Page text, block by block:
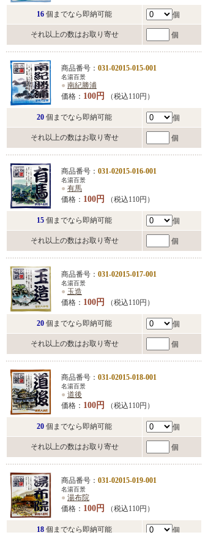
16 個までなら即納可能 個
それ以上の数はお取り寄せ 個
商品番号： 031-02015-015-001
名湯百景
● 南紀勝浦
価格： 100円 （税込110円）
20 個までなら即納可能 個
それ以上の数はお取り寄せ 個
商品番号： 031-02015-016-001
名湯百景
● 有馬
価格： 100円 （税込110円）
15 個までなら即納可能 個
それ以上の数はお取り寄せ 個
商品番号： 031-02015-017-001
名湯百景
● 玉造
価格： 100円 （税込110円）
20 個までなら即納可能 個
それ以上の数はお取り寄せ 個
商品番号： 031-02015-018-001
名湯百景
● 道後
価格： 100円 （税込110円）
20 個までなら即納可能 個
それ以上の数はお取り寄せ 個
商品番号： 031-02015-019-001
名湯百景
● 湯布院
価格： 100円 （税込110円）
18 個までなら即納可能 個